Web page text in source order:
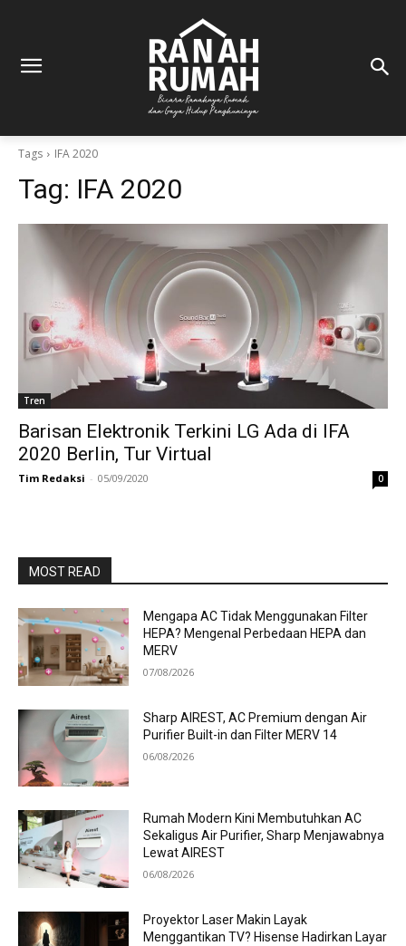
Tags IFA 2020
Tag: IFA 2020
Tren
Barisan Elektronik Terkini LG Ada di IFA
2020 Berlin, Tur Virtual
Tim Redaksi - 05/09/2020 0
MOST READ
Mengapa AC Tidak Menggunakan Filter
HEPA? Mengenal Perbedaan HEPA dan
MERV
07/08/2026
Sharp AIREST, AC Premium dengan Air
Purifier Built-in dan Filter MERV 14
06/08/2026
Rumah Modern Kini Membutuhkan AC
Sekaligus Air Purifier, Sharp Menjawabnya
Lewat AIREST
06/08/2026
Proyektor Laser Makin Layak
Menggantikan TV? Hisense Hadirkan Layar